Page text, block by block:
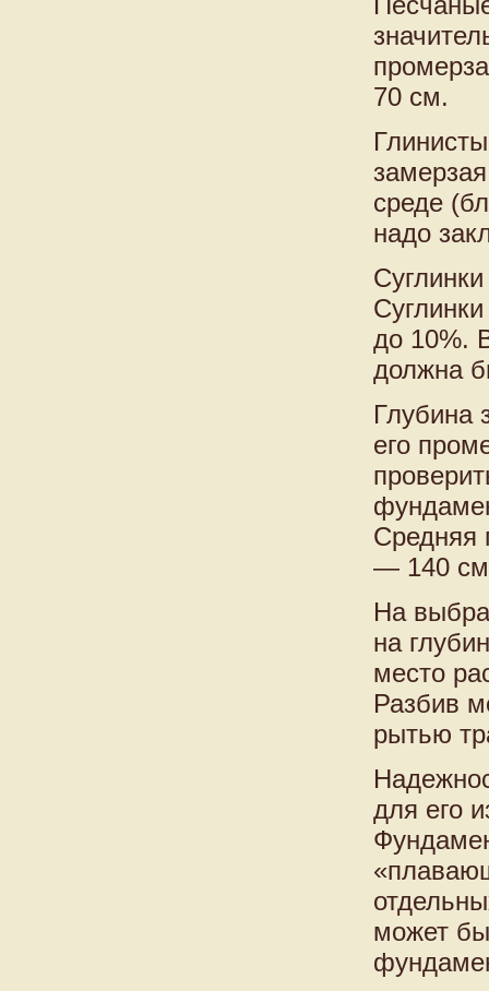
70 см.
среде
надо
до 10%.
должна
Глубина
его
Средняя
— 140
На
на
место
Разбив
рытью
для его
может